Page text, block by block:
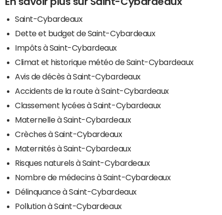
Saint-Cybardeaux
Dette et budget de Saint-Cybardeaux
Impôts à Saint-Cybardeaux
Climat et historique météo de Saint-Cybardeaux
Avis de décès à Saint-Cybardeaux
Accidents de la route à Saint-Cybardeaux
Classement lycées à Saint-Cybardeaux
Maternelle à Saint-Cybardeaux
Crèches à Saint-Cybardeaux
Maternités à Saint-Cybardeaux
Risques naturels à Saint-Cybardeaux
Nombre de médecins à Saint-Cybardeaux
Délinquance à Saint-Cybardeaux
Pollution à Saint-Cybardeaux